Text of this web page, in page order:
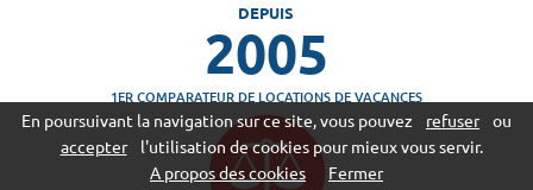
DEPUIS
2005
1ER COMPARATEUR DE LOCATIONS DE VACANCES
En poursuivant la navigation sur ce site, vous pouvez refuser
ou
accepter
l'utilisation de cookies pour mieux vous servir.
A propos des cookies
Fermer